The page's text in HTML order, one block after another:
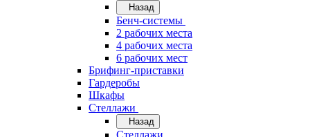
Назад
Бенч-системы
2 рабочих места
4 рабочих места
6 рабочих мест
Брифинг-приставки
Гардеробы
Шкафы
Стеллажи
Назад
Стеллажи